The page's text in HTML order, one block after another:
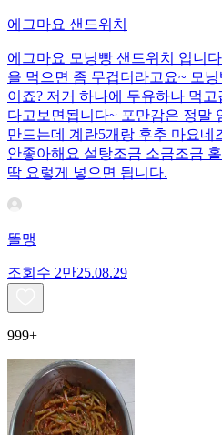
에그마요 샌드위치
에그마요 모닝빵 샌드위치 입니
을 먹으면 좀 무겁더라고요~ 모
이죠? 저거 하나에 두유하나 먹
다고보면됩니다~ 포만감은 정말
만드는데 계란5개랑 후추 마요네
안좋아해요 설탕조금 소금조금
딱 요렇게 넣으면 됩니다.
똘맹
조회수 2만25.08.29
999+